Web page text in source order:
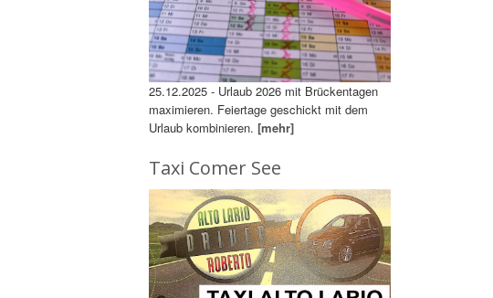
25.12.2025 - Urlaub 2026 mit Brückentagen
maximieren. Feiertage geschickt mit dem
Urlaub kombinieren. [mehr]
Taxi Comer See